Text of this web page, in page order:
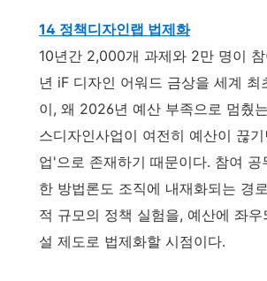
14 정책디자인랩 법제화
10년간 2,000개 과제와 2만 명이
년 iF 디자인 어워드 금상을 세계 최
이, 왜 2026년 예산 부족으로 멈췄
스디자인사업이 여전히 예산이 끊
업'으로 존재하기 때문이다. 참여 공
한 방법론도 조직에 내재화되는 경
적 규모의 정책 실험을, 예산에 좌
설 제도로 법제화할 시점이다.